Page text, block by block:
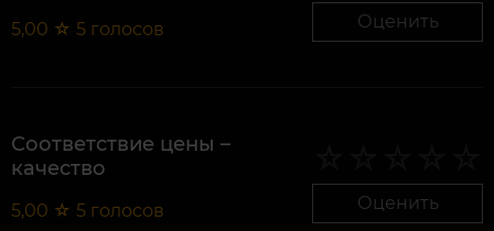
5,00 ☆ 5 голосов Оценить
Соответствие цены –
качество
5,00 ☆ 5 голосов Оценить